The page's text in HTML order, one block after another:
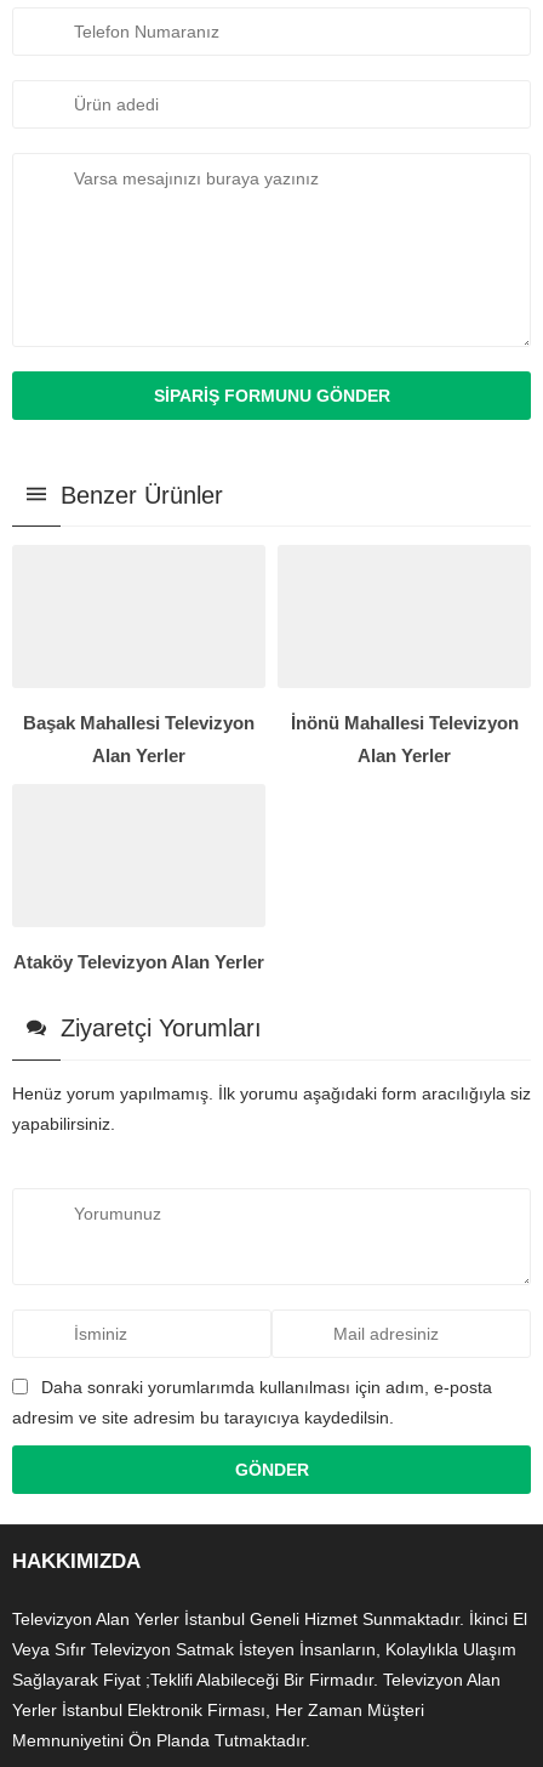
Benzer Ürünler
Başak Mahallesi Televizyon
Alan Yerler
İnönü Mahallesi Televizyon
Alan Yerler
Ataköy Televizyon Alan Yerler
Ziyaretçi Yorumları
Henüz yorum yapılmamış. İlk yorumu aşağıdaki form aracılığıyla siz
yapabilirsiniz.
Daha sonraki yorumlarımda kullanılması için adım, e-posta
adresim ve site adresim bu tarayıcıya kaydedilsin.
HAKKIMIZDA
Televizyon Alan Yerler İstanbul Geneli Hizmet Sunmaktadır. İkinci El
Veya Sıfır Televizyon Satmak İsteyen İnsanların, Kolaylıkla Ulaşım
Sağlayarak Fiyat ;Teklifi Alabileceği Bir Firmadır. Televizyon Alan
Yerler İstanbul Elektronik Firması, Her Zaman Müşteri
Memnuniyetini Ön Planda Tutmaktadır.